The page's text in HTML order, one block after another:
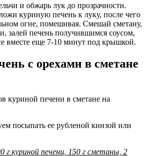
и обжарь лук до прозрачности.
куриную печень к луку, после чего
огне, помешивая. Смешай сметану,
залей печень получившимся соусом,
вместе еще 7-10 минут под крышкой.
с орехами в сметане
посыпать ее рубленой кинзой или
г куриной печени, 150 г сметаны, 2